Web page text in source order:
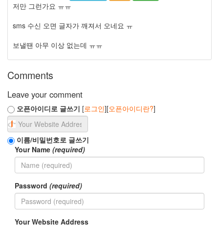
저만 그런가요 ㅠㅠ
sms 수신 오면 글자가 깨져서 오네요 ㅠ
보낼땐 아무 이상 없는데 ㅠㅠ
Comments
Leave your comment
오픈아이디로 글쓰기 [로그인][오픈아이디란?]
이름/비밀번호로 글쓰기
Your Name (required)
Password (required)
Your Website Address